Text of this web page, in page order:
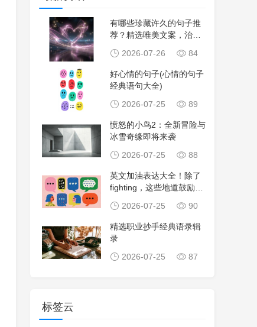
有哪些珍藏许久的句子推
荐？精选唯美文案，治愈
2026-07-26 84
好心情的句子(心情的句子
经典语句大全)
2026-07-25
89
愤怒的小鸟2：全新冒险与
冰雪奇缘即将来袭
2026-07-25
88
英文加油表达大全！除了
fighting，这些地道鼓励句
2026-07-25 90
精选职业抄手经典语录辑
录
2026-07-25
87
标签云